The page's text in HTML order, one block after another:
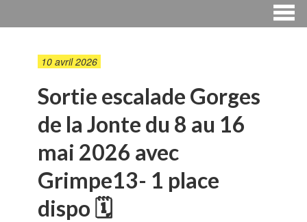
10 avril 2026
Sortie escalade Gorges
de la Jonte du 8 au 16
mai 2026 avec
Grimpe13- 1 place
dispo 🗓